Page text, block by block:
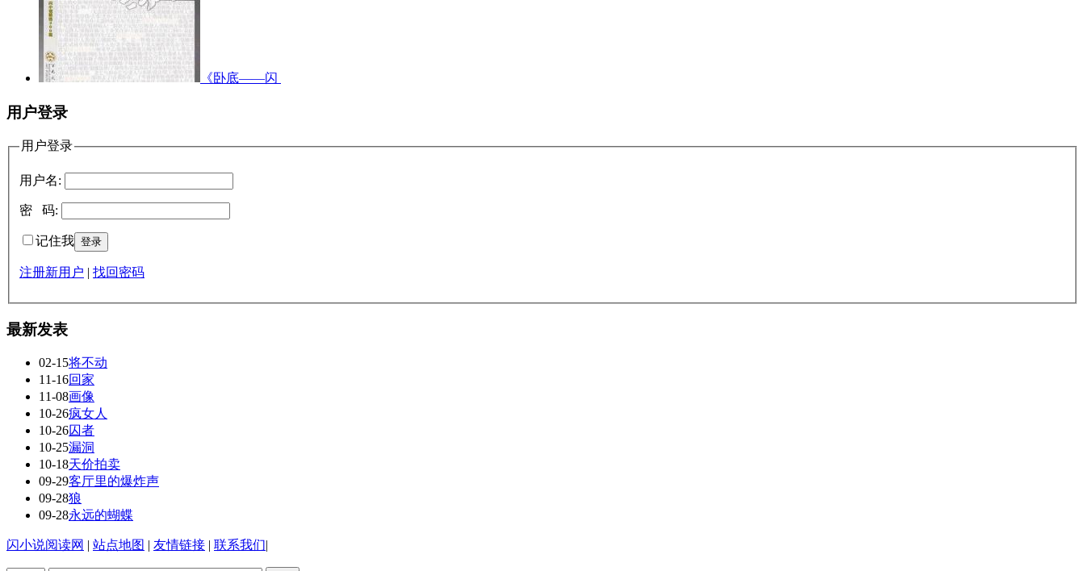
《卧底——闪
用户登录
用户登录
用户名:
密 码:
记住我
注册新用户 | 找回密码
最新发表
02-15将不动
11-16回家
11-08画像
10-26疯女人
10-26囚者
10-25漏洞
10-18天价拍卖
09-29客厅里的爆炸声
09-28狼
09-28永远的蝴蝶
闪小说阅读网 | 站点地图 | 友情链接 | 联系我们|